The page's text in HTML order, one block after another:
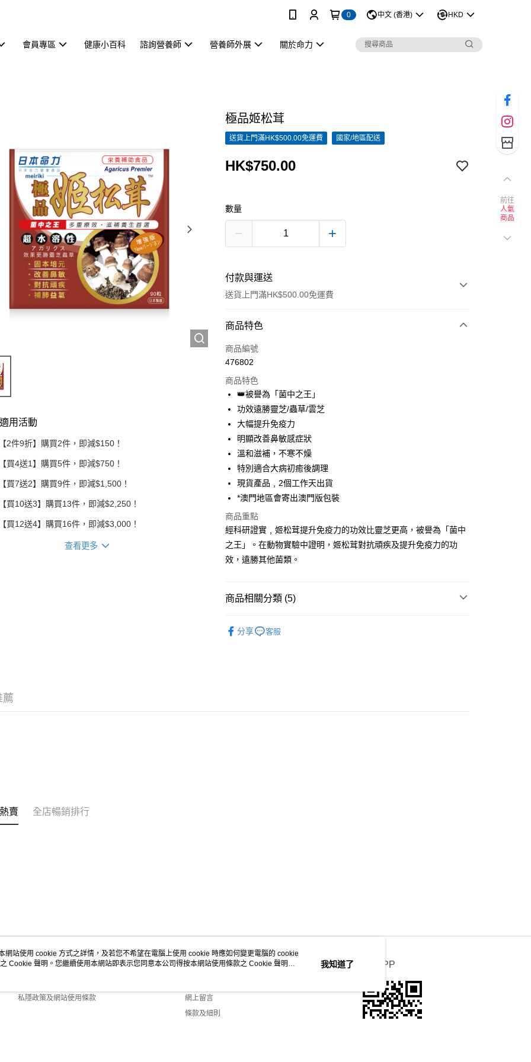
0 中文 (香港) HKD
會員專區 健康小百科 諮詢營養師 營養師外展 關於命力
用活動
【2件9折】購買2件，即減$150！
【買4送1】購買5件，即減$750！
【買7送2】購買9件，即減$1,500！
【買10送3】購買13件，即減$2,250！
【買12送4】購買16件，即減$3,000！
查看更多
極品姬松茸
送貨上門滿HK$500.00免運費 國家/地區配送
HK$750.00
數量
付款與運送
送貨上門滿HK$500.00免運費
付款方式
信用卡
Google Pay
AlipayHK
PayMe
WeChat Pay
送貨方式
送貨到家/工商地址
每筆HK$50.00，滿HK$500.00或以上免運費
門市自取 (預計3個工作天到舖)
易網遞+ (7-14個工作天﹐視乎送達地點)
對策、女之元氣)
商品特色
商品編號
476802
商品特色
👑被譽為「菌中之王」
功效遠勝靈芝/蟲草/雲芝
大幅提升免疫力
明顯改善鼻敏感症狀
溫和滋補，不寒不燥
特別適合大病初癒後調理
現貨產品﹐2個工作天出貨
*澳門地區會寄出澳門版包裝
商品重點
經科研證實﹐姬松茸提升免疫力的功效比靈芝更高，被譽為「菌中
之王」。在動物實驗中證明，姬松茸對抗頑疾及提升免疫力的功
效，遠勝其他菌類。
商品相關分類 (5)
分享 客服
薦
賣 全店暢銷排行
關於我們
私隱政策及網站使用條款
客戶服務
網上留言
條款及細則
官方APP
前往
人氣
商品
網站使用 cookie 方式之詳情，及若您不希望在電腦上使用 cookie 時應如何變更電腦的 cookie
之 Cookie 聲明。您繼續使用本網站即表示您同意本公司得按本網站使用條款之 Cookie 聲明使
我知道了